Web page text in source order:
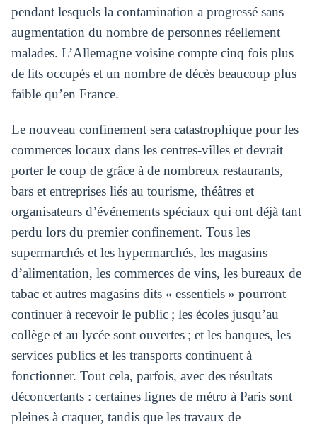
pendant lesquels la contamination a progressé sans
augmentation du nombre de personnes réellement
malades. L’Allemagne voisine compte cinq fois plus
de lits occupés et un nombre de décès beaucoup plus
faible qu’en France.
Le nouveau confinement sera catastrophique pour les
commerces locaux dans les centres-villes et devrait
porter le coup de grâce à de nombreux restaurants,
bars et entreprises liés au tourisme, théâtres et
organisateurs d’événements spéciaux qui ont déjà tant
perdu lors du premier confinement. Tous les
supermarchés et les hypermarchés, les magasins
d’alimentation, les commerces de vins, les bureaux de
tabac et autres magasins dits « essentiels » pourront
continuer à recevoir le public ; les écoles jusqu’au
collège et au lycée sont ouvertes ; et les banques, les
services publics et les transports continuent à
fonctionner. Tout cela, parfois, avec des résultats
déconcertants : certaines lignes de métro à Paris sont
pleines à craquer, tandis que les travaux de